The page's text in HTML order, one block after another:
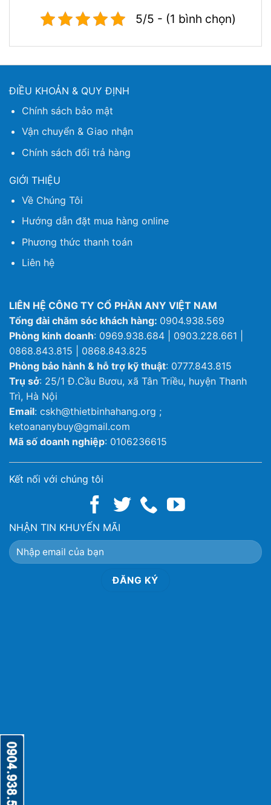
5/5 - (1 bình chọn)
ĐIỀU KHOẢN & QUY ĐỊNH
Chính sách bảo mật
Vận chuyển & Giao nhận
Chính sách đổi trả hàng
GIỚI THIỆU
Về Chúng Tôi
Hướng dẫn đặt mua hàng online
Phương thức thanh toán
Liên hệ
LIÊN HỆ CÔNG TY CỔ PHẦN ANY VIỆT NAM
Tổng đài chăm sóc khách hàng: 0904.938.569
Phòng kinh doanh: 0969.938.684 | 0903.228.661 |
0868.843.815 | 0868.843.825
Phòng bảo hành & hỗ trợ kỹ thuật: 0777.843.815
Trụ sở: 25/1 Đ.Cầu Bươu, xã Tân Triều, huyện Thanh
Trì, Hà Nội
Email: cskh@thietbinhahang.org ;
ketoananybuy@gmail.com
Mã số doanh nghiệp: 0106236615
Kết nối với chúng tôi
NHẬN TIN KHUYẾN MÃI